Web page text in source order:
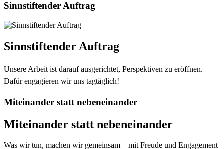
Sinnstiftender Auftrag
Sinnstiftender Auftrag
Unsere Arbeit ist darauf ausgerichtet, Perspektiven zu eröffnen.
Dafür engagieren wir uns tagtäglich!
Miteinander statt nebeneinander
Miteinander statt nebeneinander
Was wir tun, machen wir gemeinsam – mit Freude und Engagement